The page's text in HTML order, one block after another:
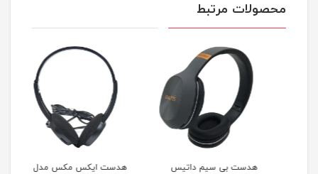
محصولات مرتبط
هدست بی سیم داتیس
هدست ایکس مکس مدل